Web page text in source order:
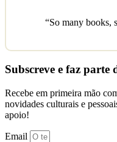
“So many
Subscreve e faz
Recebe em primeira mão
novidades culturais e
apoio!
Email